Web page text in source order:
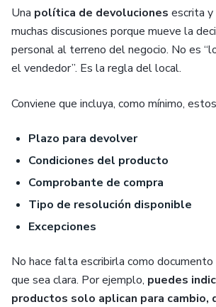
Una política de devoluciones escrita
muchas discusiones porque mueve la
personal al terreno del negocio. No es
el vendedor”. Es la regla del local.
Conviene que incluya, como mínimo,
Plazo para devolver
Condiciones del producto
Comprobante de compra
Tipo de resolución disponible
Excepciones
No hace falta escribirla como
que sea clara. Por ejemplo, puedes
productos solo aplican para cambio,